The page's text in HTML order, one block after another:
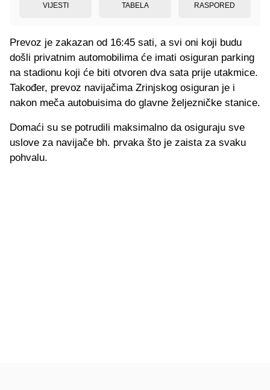
VIJESTI TABELA RASPORED
Prevoz je zakazan od 16:45 sati, a svi oni koji budu
došli privatnim automobilima će imati osiguran parking
na stadionu koji će biti otvoren dva sata prije utakmice.
Također, prevoz navijačima Zrinjskog osiguran je i
nakon meča autobuisima do glavne željezničke stanice.
Domaći su se potrudili maksimalno da osiguraju sve
uslove za navijače bh. prvaka što je zaista za svaku
pohvalu.